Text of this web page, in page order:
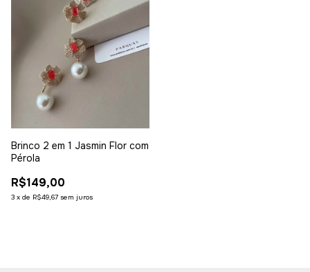
Brinco 2 em 1 Jasmin Flor com
Pérola
R$149,00
3 x de R$49,67 sem juros